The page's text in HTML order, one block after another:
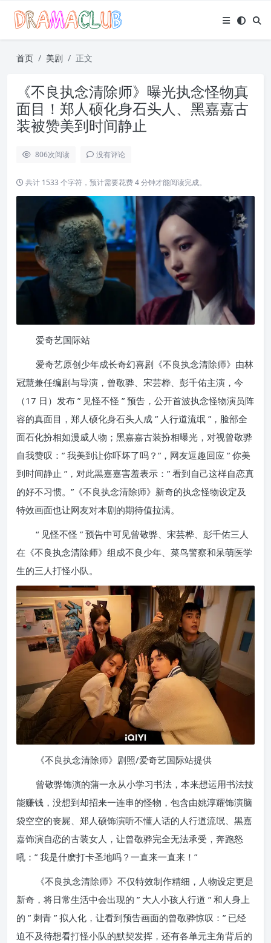
首页 美剧 正文
《不良执念清除师》曝光执念怪物真
面目！郑人硕化身石头人、黑嘉嘉古
装被赞美到时间静止
806次阅读 没有评论
共计 1533 个字符，预计需要花费 4 分钟才能阅读完成。
爱奇艺国际站
爱奇艺原创少年成长奇幻喜剧《不良执念清除师》由林
冠慧兼任编剧与导演，曾敬骅、宋芸桦、彭千佑主演，今
（17 日）发布 ” 见怪不怪 ” 预告，公开首波执念怪物演员阵
容的真面目，郑人硕化身石头人成 ” 人行道流氓 ”，脸部全
面石化扮相如漫威人物；黑嘉嘉古装扮相曝光，对视曾敬骅
自我赞叹：” 我美到让你吓坏了吗？”，网友逗趣回应 ” 你美
到时间静止 ”，对此黑嘉嘉害羞表示：” 看到自己这样自恋真
的好不习惯。”《不良执念清除师》新奇的执念怪物设定及
特效画面也让网友对本剧的期待值拉满。
“ 见怪不怪 ” 预告中可见曾敬骅、宋芸桦、彭千佑三人
在《不良执念清除师》组成不良少年、菜鸟警察和呆萌医学
生的三人打怪小队。
《不良执念清除师》剧照/爱奇艺国际站提供
曾敬骅饰演的蒲一永从小学习书法，本来想运用书法技
能赚钱，没想到却招来一连串的怪物，包含由姚淳耀饰演脑
袋空空的丧屍、郑人硕饰演听不懂人话的人行道流氓、黑嘉
嘉饰演自恋的古装女人，让曾敬骅完全无法承受，奔跑怒
吼：” 我是什麽打卡圣地吗？一直来一直来！”
《不良执念清除师》不仅特效制作精细，人物设定更是
新奇，将日常生活中会出现的 ” 大人小孩人行道 ” 和人身上
的 ” 刺青 ” 拟人化，让看到预告画面的曾敬骅惊叹：” 已经
迫不及待想看打怪小队的默契发挥，还有各单元主角背后的